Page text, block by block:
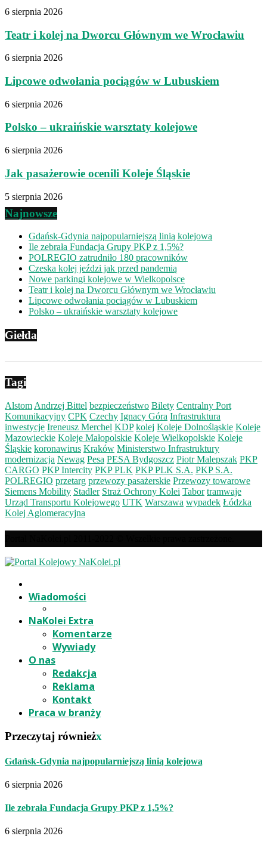
6 sierpnia 2026
Teatr i kolej na Dworcu Głównym we Wrocławiu
6 sierpnia 2026
Lipcowe odwołania pociągów w Lubuskiem
6 sierpnia 2026
Polsko – ukraińskie warsztaty kolejowe
6 sierpnia 2026
Jak pasażerowie ocenili Koleje Śląskie
5 sierpnia 2026
Najnowsze
Gdańsk-Gdynia najpopularniejszą linią kolejową
Ile zebrała Fundacja Grupy PKP z 1,5%?
POLREGIO zatrudniło 180 pracowników
Czeska kolej jeździ jak przed pandemią
Nowe parkingi kolejowe w Wielkopolsce
Teatr i kolej na Dworcu Głównym we Wrocławiu
Lipcowe odwołania pociągów w Lubuskiem
Polsko – ukraińskie warsztaty kolejowe
Giełda
Tagi
Alstom Andrzej Bittel bezpieczeństwo Bilety Centralny Port
Komunikacyjny CPK Czechy Ignacy Góra Infrastruktura
inwestycje Ireneusz Merchel KDP kolej Koleje Dolnośląskie Koleje
Mazowieckie Koleje Małopolskie Koleje Wielkopolskie Koleje
Śląskie koronawirus Kraków Ministerstwo Infrastruktury
modernizacja Newag Pesa PESA Bydgoszcz Piotr Malepszak PKP
CARGO PKP Intercity PKP PLK PKP PLK S.A. PKP S.A.
POLREGIO przetarg przewozy pasażerskie Przewozy towarowe
Siemens Mobility Stadler Straż Ochrony Kolei Tabor tramwaje
Urząd Transportu Kolejowego UTK Warszawa wypadek Łódzka
Kolej Aglomeracyjna
Wiadomości
NaKolei Extra
Komentarze
Wywiady
O nas
Redakcja
Reklama
Kontakt
Praca w branży
Przeczytaj równieżx
Gdańsk-Gdynia najpopularniejszą linią kolejową
6 sierpnia 2026
Ile zebrała Fundacja Grupy PKP z 1,5%?
6 sierpnia 2026